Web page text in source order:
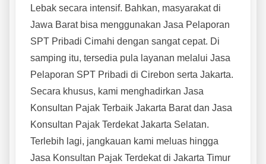
Lebak secara intensif. Bahkan, masyarakat di
Jawa Barat bisa menggunakan Jasa Pelaporan
SPT Pribadi Cimahi dengan sangat cepat. Di
samping itu, tersedia pula layanan melalui Jasa
Pelaporan SPT Pribadi di Cirebon serta Jakarta.
Secara khusus, kami menghadirkan Jasa
Konsultan Pajak Terbaik Jakarta Barat dan Jasa
Konsultan Pajak Terdekat Jakarta Selatan.
Terlebih lagi, jangkauan kami meluas hingga
Jasa Konsultan Pajak Terdekat di Jakarta Timur